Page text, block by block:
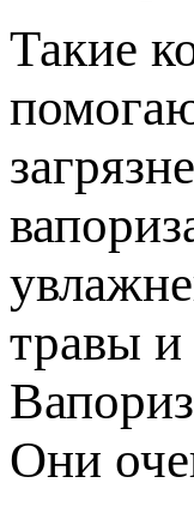
Такие
травы и
Они